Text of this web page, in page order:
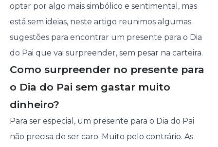
optar por algo mais simbólico e sentimental, mas
está sem ideias, neste artigo reunimos algumas
sugestões para encontrar um presente para o Dia
do Pai que vai surpreender, sem pesar na carteira.
Como surpreender no presente para
o Dia do Pai sem gastar muito
dinheiro?
Para ser especial, um presente para o Dia do Pai
não precisa de ser caro. Muito pelo contrário. As